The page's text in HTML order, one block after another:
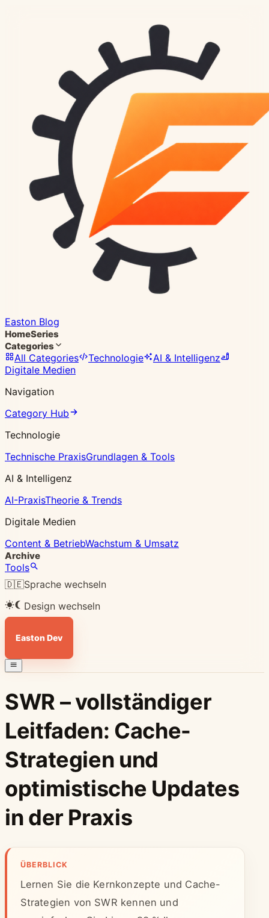
Easton Blog
HomeSeries
Categories
All Categories Technologie
AI & Intelligenz
Digitale Medien
Navigation
Category Hub
Technologie
Technische PraxisGrundlagen & Tools
AI & Intelligenz
AI-PraxisTheorie & Trends
Digitale Medien
Content & BetriebWachstum & Umsatz
Archive
Tools
🇩🇪Sprache wechseln
Design wechseln
Easton Dev
SWR – vollständiger
Leitfaden: Cache-
Strategien und
optimistische Updates
in der Praxis
ÜBERBLICK
Lernen Sie die Kernkonzepte und Cache-
Strategien von SWR kennen und